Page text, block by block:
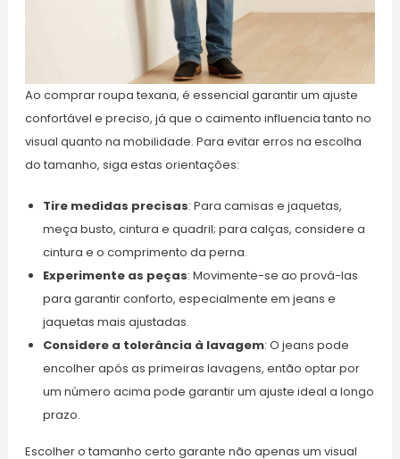
Ao comprar roupa texana, é essencial garantir um ajuste
confortável e preciso, já que o caimento influencia tanto no
visual quanto na mobilidade. Para evitar erros na escolha
do tamanho, siga estas orientações:
Tire medidas precisas: Para camisas e jaquetas,
meça busto, cintura e quadril; para calças, considere a
cintura e o comprimento da perna.
Experimente as peças: Movimente-se ao prová-las
para garantir conforto, especialmente em jeans e
jaquetas mais ajustadas.
Considere a tolerância à lavagem: O jeans pode
encolher após as primeiras lavagens, então optar por
um número acima pode garantir um ajuste ideal a longo
prazo.
Escolher o tamanho certo garante não apenas um visual